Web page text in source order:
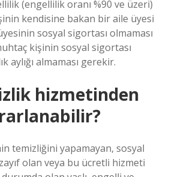
(engellilik oranı %90 ve üzeri)
kendisine bakan bir aile üyesi
sosyal sigortası olmaması
kişinin sosyal sigortası
aylığı almaması gerekir.
hizmetinden
temizliğini yapamayan, sosyal
olan veya bu ücretli hizmeti